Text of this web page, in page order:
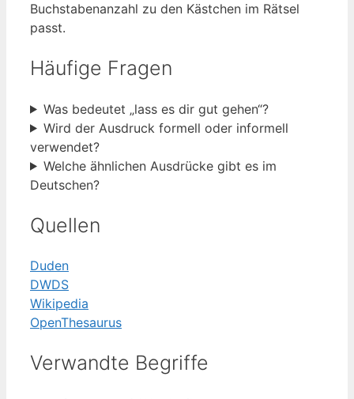
Buchstabenanzahl zu den Kästchen im Rätsel
passt.
Häufige Fragen
Was bedeutet „lass es dir gut gehen“?
Wird der Ausdruck formell oder informell
verwendet?
Welche ähnlichen Ausdrücke gibt es im
Deutschen?
Quellen
Duden
DWDS
Wikipedia
OpenThesaurus
Verwandte Begriffe